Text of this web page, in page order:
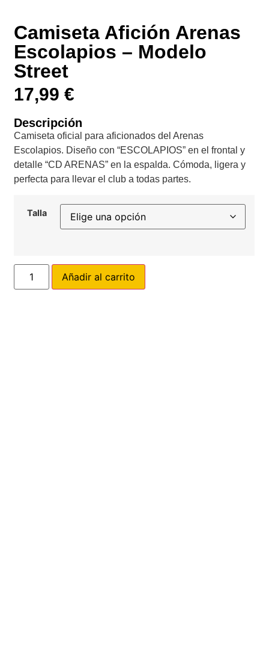
Camiseta Afición Arenas
Escolapios – Modelo
Street
17,99€
Descripción
Camiseta oficial para aficionados del Arenas
Escolapios. Diseño con “ESCOLAPIOS” en el frontal y
detalle “CD ARENAS” en la espalda. Cómoda, ligera y
perfecta para llevar el club a todas partes.
Talla
Añadir al carrito